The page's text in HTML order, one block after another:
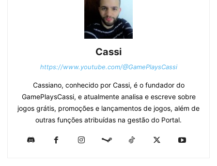
Cassi
https://www.youtube.com/@GamePlaysCassi
Cassiano, conhecido por Cassi, é o fundador do
GamePlaysCassi, e atualmente analisa e escreve sobre
jogos grátis, promoções e lançamentos de jogos, além de
outras funções atribuídas na gestão do Portal.